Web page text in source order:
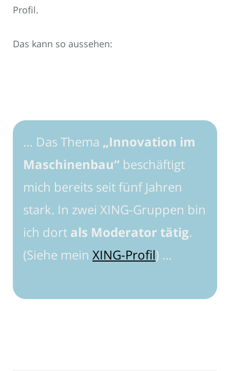
Profil.
Das kann so aussehen:
… Das Thema „Innovation im
Maschinenbau“ beschäftigt
mich bereits seit fünf Jahren
stark. In zwei XING-Gruppen bin
ich dort als Moderator tätig.
(Siehe mein XING-Profil) …